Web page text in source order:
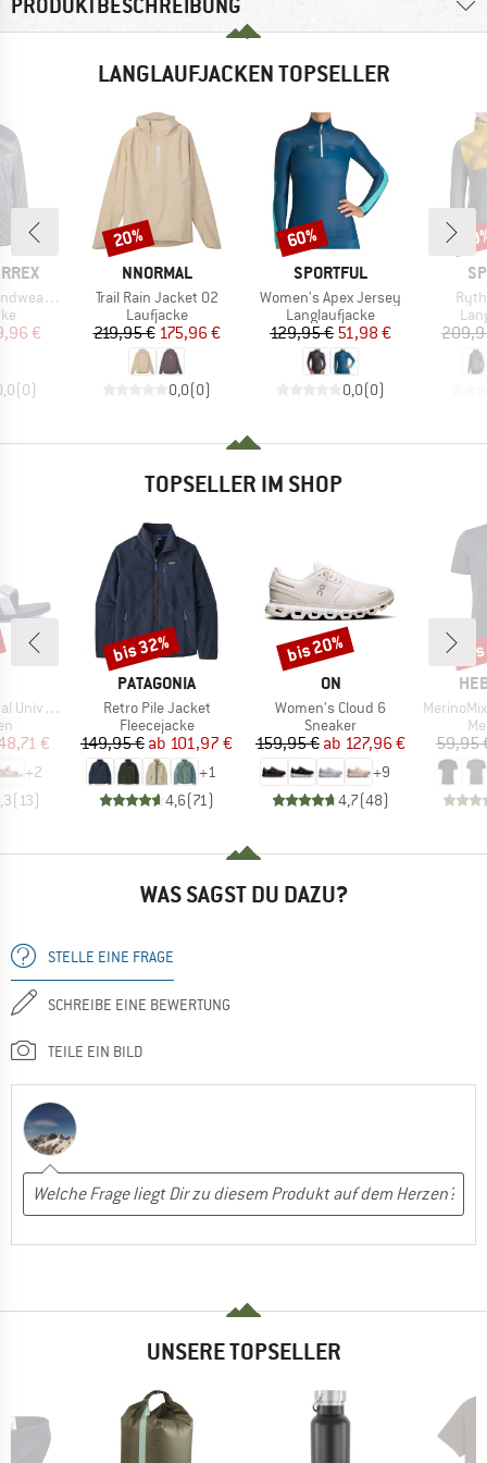
PRODUKTBESCHREIBUNG
LANGLAUFJACKEN TOPSELLER
Jacket
Preis
€
(0)
MARKE
NNORMAL
Artikel
Trail Rain Jacket 02
Produktgruppe
Laufjacke
Preis
219,95 €reduzierter Preis
175,96 €
0,0(0)
Rabatt
20%
MARKE
SPORTFUL
Artikel
Women's Apex Jersey
Produktgruppe
Langlaufjacke
Preis
129,95 €reduzierter Preis
51,98 €
0,0(0)
Rabatt
60%
TOPSELLER IM SHOP
Preis
€
+2
(13)
MARKE
PATAGONIA
Artikel
Retro Pile Jacket
Produktgruppe
Fleecejacke
Preis
149,95 € reduzierter Preis
ab 101,97 €
+1
4,6(71)
Rabatt
bis 32%
MARKE
ON
Artikel
Women's Cloud 6
Produktgruppe
Sneaker
Preis
159,95 € reduzierter Preis
ab 127,96 €
+9
4,7(48)
Rabatt
bis 20%
Artikel
MerinoMix150
59,95
WAS SAGST DU DAZU?
STELLE EINE FRAGE
SCHREIBE EINE BEWERTUNG
TEILE EIN BILD
UNSERE TOPSELLER